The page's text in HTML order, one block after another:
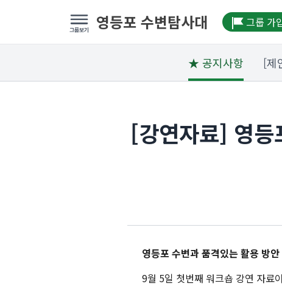
영등포 수변탐사대 그룹 가
★ 공지사항 [제
[강연자료] 영
영등포 수변과 품격있는 활용 방
9월 5일 첫번째 워크숍 강연 자료